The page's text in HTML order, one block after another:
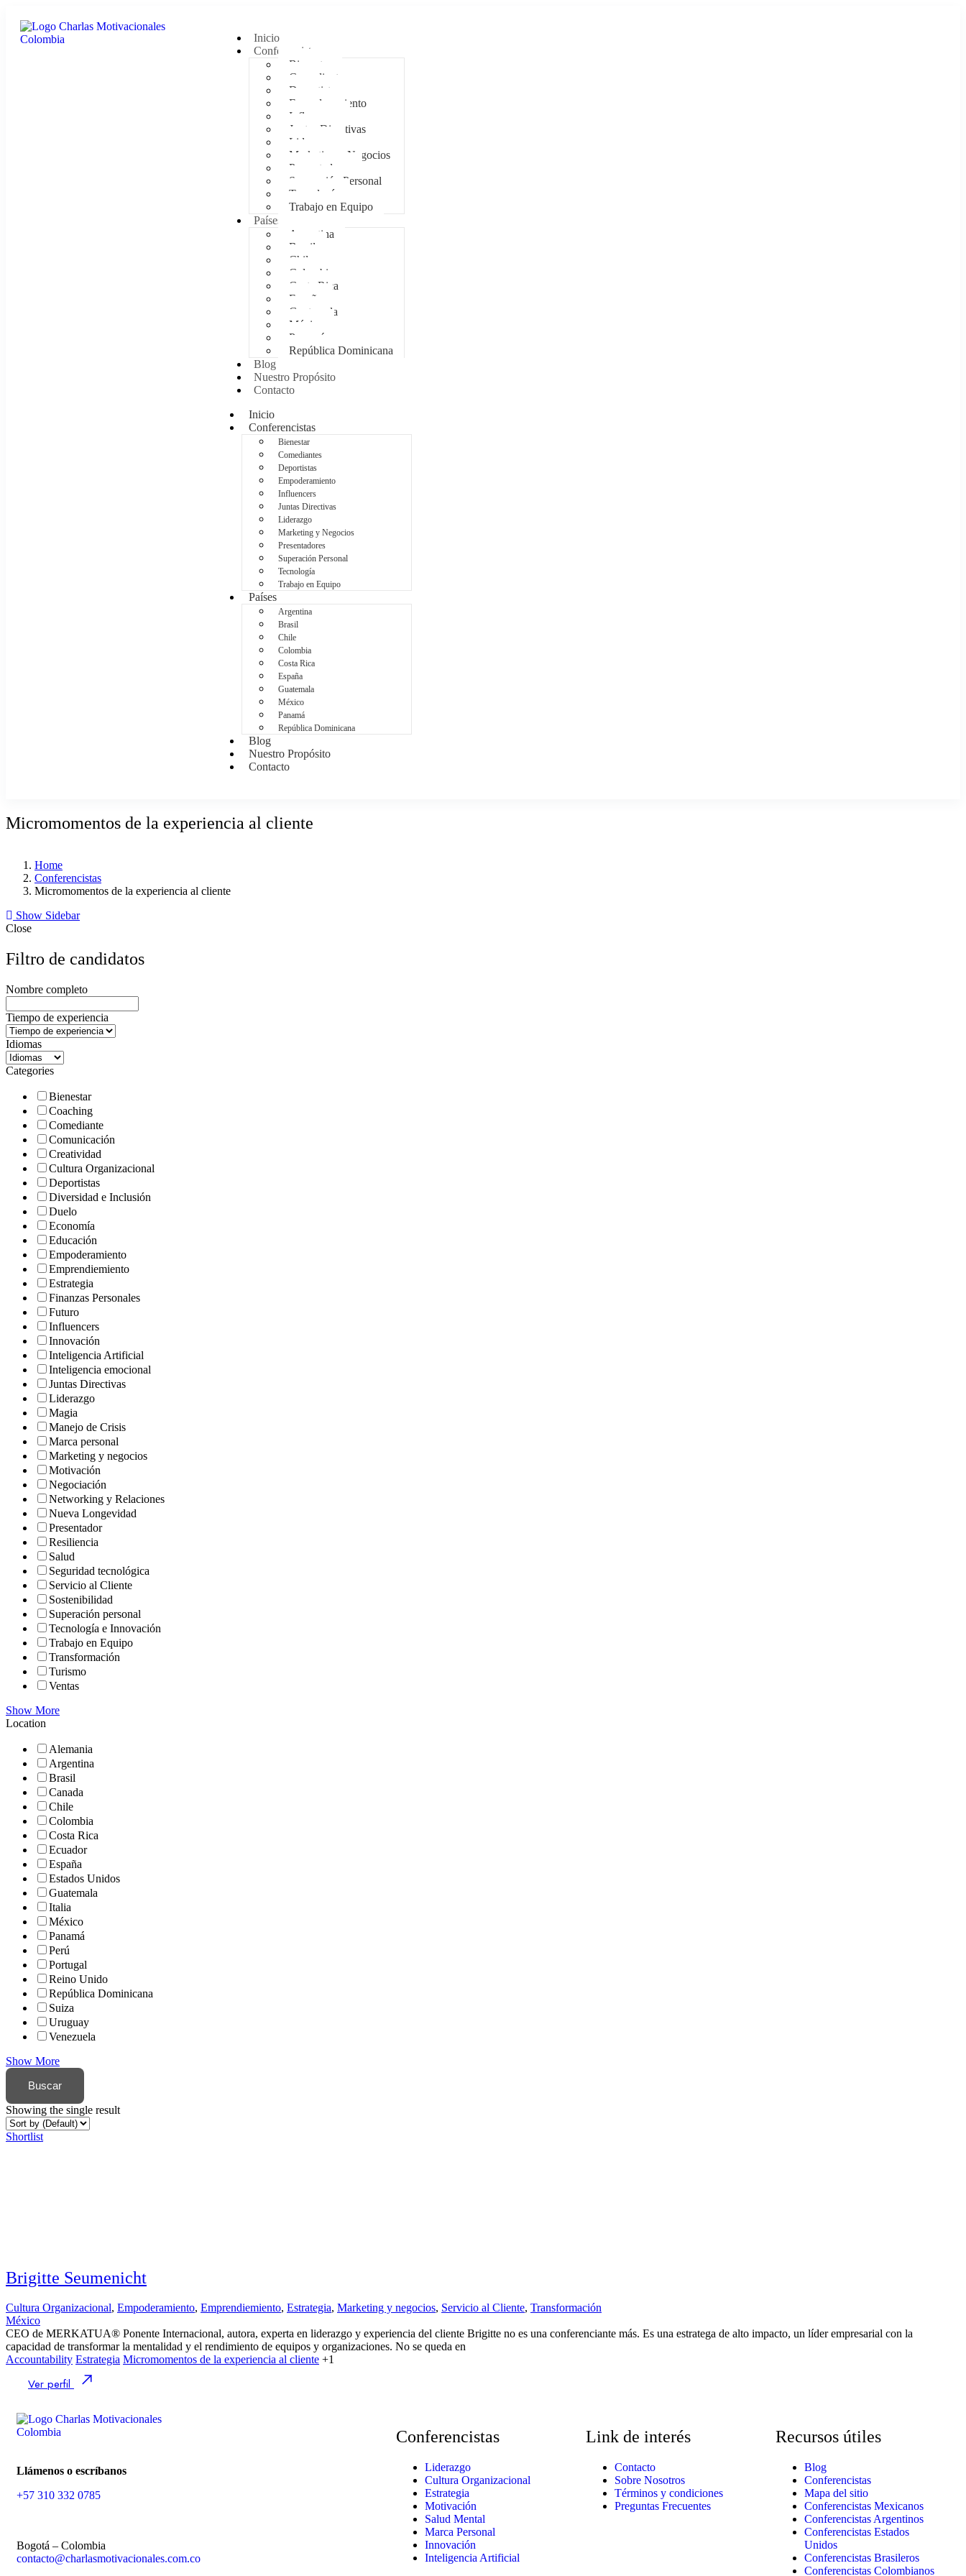
Inicio
Conferencistas
Bienestar
Comediantes
Deportistas
Empoderamiento
Influencers
Juntas Directivas
Liderazgo
Marketing y Negocios
Presentadores
Superación Personal
Tecnología
Trabajo en Equipo
Países
Argentina
Brasil
Chile
Colombia
Costa Rica
España
Guatemala
México
Panamá
República Dominicana
Blog
Nuestro Propósito
Contacto
Inicio
Conferencistas
Bienestar
Comediantes
Deportistas
Empoderamiento
Influencers
Juntas Directivas
Liderazgo
Marketing y Negocios
Presentadores
Superación Personal
Tecnología
Trabajo en Equipo
Países
Argentina
Brasil
Chile
Colombia
Costa Rica
España
Guatemala
México
Panamá
República Dominicana
Blog
Nuestro Propósito
Contacto
Micromomentos de la experiencia al cliente
Home
Conferencistas
Micromomentos de la experiencia al cliente
Show Sidebar
Close
Filtro de candidatos
Nombre completo
Tiempo de experiencia
Idiomas
Categories
Bienestar
Coaching
Comediante
Comunicación
Creatividad
Cultura Organizacional
Deportistas
Diversidad e Inclusión
Duelo
Economía
Educación
Empoderamiento
Emprendiemiento
Estrategia
Finanzas Personales
Futuro
Influencers
Innovación
Inteligencia Artificial
Inteligencia emocional
Juntas Directivas
Liderazgo
Magia
Manejo de Crisis
Marca personal
Marketing y negocios
Motivación
Negociación
Networking y Relaciones
Nueva Longevidad
Presentador
Resiliencia
Salud
Seguridad tecnológica
Servicio al Cliente
Sostenibilidad
Superación personal
Tecnología e Innovación
Trabajo en Equipo
Transformación
Turismo
Ventas
Show More
Location
Alemania
Argentina
Brasil
Canada
Chile
Colombia
Costa Rica
Ecuador
España
Estados Unidos
Guatemala
Italia
México
Panamá
Perú
Portugal
Reino Unido
República Dominicana
Suiza
Uruguay
Venezuela
Show More
Buscar
Showing the single result
Shortlist
Brigitte Seumenicht
Cultura Organizacional, Empoderamiento, Emprendiemiento, Estrategia, Marketing y negocios, Servicio al Cliente, Transformación
México
CEO de MERKATUA® Ponente Internacional, autora, experta en liderazgo y experiencia del cliente Brigitte no es una conferenciante más. Es una estratega de alto impacto, un líder empresarial con la
capacidad de transformar la mentalidad y el rendimiento de equipos y organizaciones. No se queda en
Accountability Estrategia Micromomentos de la experiencia al cliente +1
Ver perfil
Llámenos o escríbanos
+57 310 332 0785
Bogotá – Colombia
contacto@charlasmotivacionales.com.co
Conferencistas
Liderazgo
Cultura Organizacional
Estrategia
Motivación
Salud Mental
Marca Personal
Innovación
Inteligencia Artificial
Link de interés
Contacto
Sobre Nosotros
Términos y condiciones
Preguntas Frecuentes
Recursos útiles
Blog
Conferencistas
Mapa del sitio
Conferencistas Mexicanos
Conferencistas Argentinos
Conferencistas Estados
Unidos
Conferencistas Brasileros
Conferencistas Colombianos